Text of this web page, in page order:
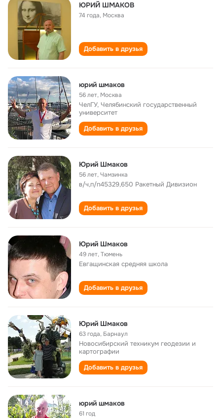
ЮРИЙ ШМАКОВ
74 года, Москва
Добавить в друзья
юрий шмаков
56 лет, Москва
ЧелГУ, Челябинский государственный
университет
Добавить в друзья
Юрий Шмаков
56 лет,Чамзинка
в/ч,п/п45329,650 Ракетный Дивизион
Добавить в друзья
Юрий Шмаков
49 лет,Тюмень
Евгащинская cредняя школа
Добавить в друзья
Юрий Шмаков
63 года, Барнаул
Новосибирский техникум геодезии и
картографии
Добавить в друзья
юрий шмаков
61 год